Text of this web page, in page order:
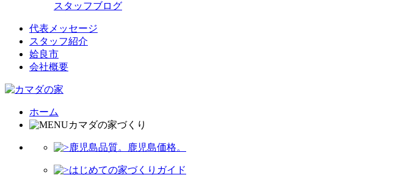
スタッフブログ
代表メッセージ
スタッフ紹介
姶良市
会社概要
ホーム
カマダの家づくり
鹿児島品質。鹿児島価格。
はじめての家づくりガイド